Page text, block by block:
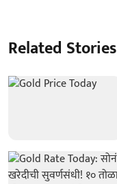
Related Stories